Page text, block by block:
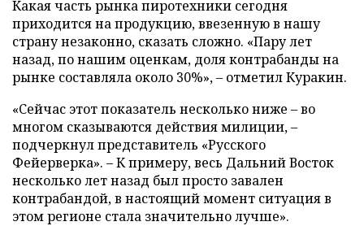
Какая часть рынка пиротехники сегодня
приходится на продукцию, ввезенную в нашу
страну незаконно, сказать сложно. «Пару лет
назад, по нашим оценкам, доля контрабанды на
рынке составляла около 30%», – отметил Куракин.
«Сейчас этот показатель несколько ниже – во
многом сказываются действия милиции, –
подчеркнул представитель «Русского
Фейерверка». – К примеру, весь Дальний Восток
несколько лет назад был просто завален
контрабандой, в настоящий момент ситуация в
этом регионе стала значительно лучше».